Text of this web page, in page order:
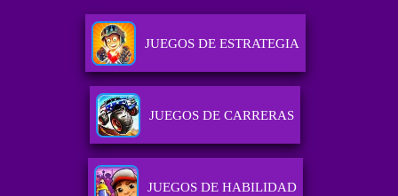
JUEGOS DE ESTRATEGIA
JUEGOS DE CARRERAS
JUEGOS DE HABILIDAD